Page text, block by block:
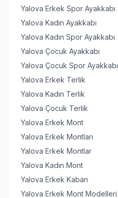
Yalova Erkek Spor Ayakkabı
Yalova Kadın Ayakkabı
Yalova Kadın Spor Ayakkabı
Yalova Çocuk Ayakkabı
Yalova Çocuk Spor Ayakkabı
Yalova Erkek Terlik
Yalova Kadın Terlik
Yalova Çocuk Terlik
Yalova Erkek Mont
Yalova Erkek Montları
Yalova Erkek Montlar
Yalova Kadın Mont
Yalova Erkek Kaban
Yalova Erkek Mont Modelleri